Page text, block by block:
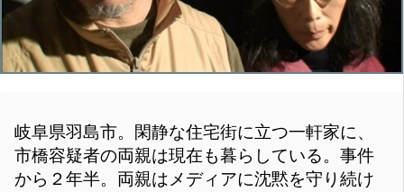
岐阜県羽島市。閑静な住宅街に立つ一軒家に、
市橋容疑者の両親は現在も暮らしている。事件
から２年半。両親はメディアに沈黙を守り続け